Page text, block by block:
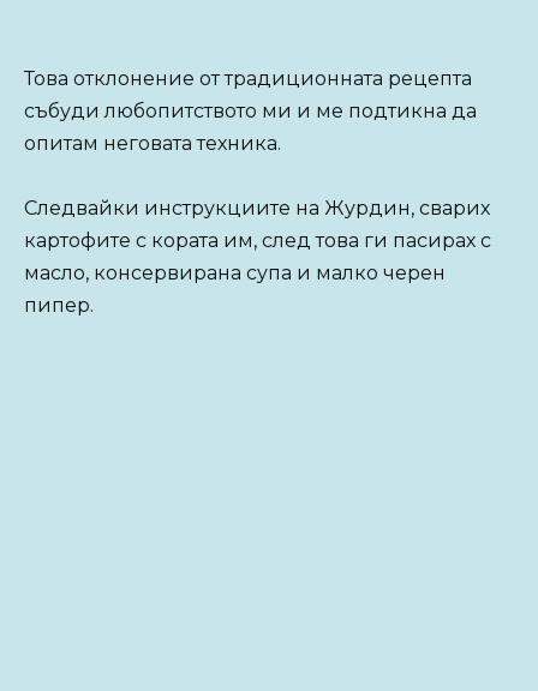
Това отклонение от традиционната рецепта
събуди любопитството ми и ме подтикна да
опитам неговата техника.
Следвайки инструкциите на Журдин, сварих
картофите с кората им, след това ги пасирах с
масло, консервирана супа и малко черен
пипер.